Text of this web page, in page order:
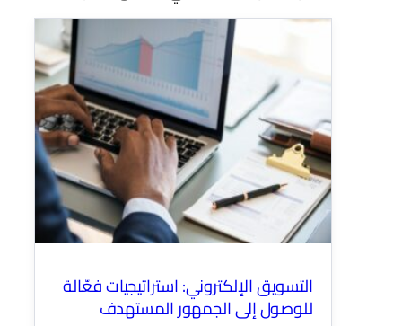
التسويق الإلكتروني: استراتيجيات فعّالة
للوصول إلى الجمهور المستهدف